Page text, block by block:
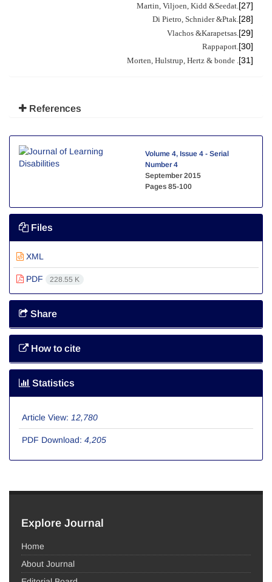
[27]
.
Martin, Viljoen, Kidd &Seedat
[28]
.
Di Pietro, Schnider &Ptak
[29]
Vlachos &Karapetsas
[30]
.
Rappaport
[31]
References
Volume 4, Issue 4 - Serial
Number 4
September 2015
Pages 85-100
Files
XML
PDF 228.55 K
Share
How to cite
Statistics
Article View: 12,780
PDF Download: 4,205
Explore Journal
Home
About Journal